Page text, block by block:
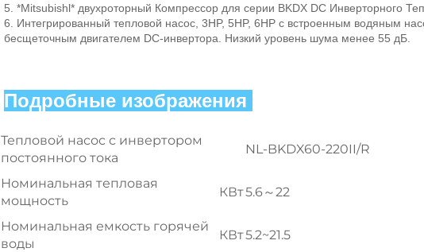
5. *Mitsubishl* двухроторный Компрессор для серии BKDX DC Инверторного
6. Интегрированный тепловой насос, 3HP, 5HP, 6HP с встроенным водяным
бесщеточным двигателем DC-инвертора. Низкий уровень шума менее 55 дБ.
Подробные изображения
Тепловой насос с инвертором
постоянного тока
NL-BKDX60-220II/R
Номинальная тепловая
мощность
КВт5.6～22
Номинальная емкость горячей
воды
КВт5.2~21.5